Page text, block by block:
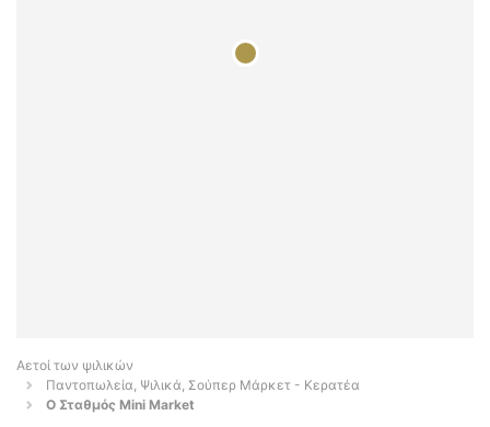
Αετοί των ψιλικών
Παντοπωλεία, Ψιλικά, Σούπερ Μάρκετ - Κερατέα
Ο Σταθμός Mini Market